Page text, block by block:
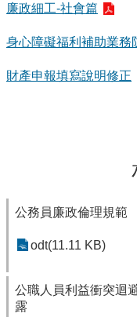
廉政細工-社會篇
身心障礙福利補助業務
財產申報填寫說明修正
公務員廉政倫理規範
odt(11.11 KB)
公職人員利益衝突迴
露